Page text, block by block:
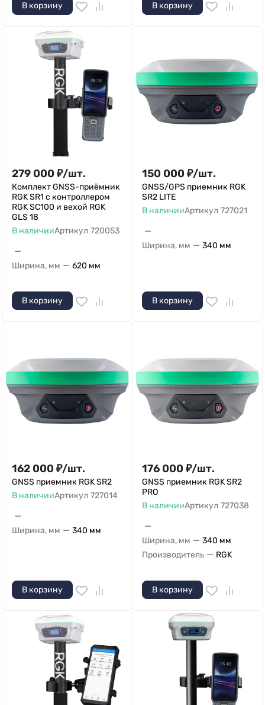
В корзину В корзину
279 000 ₽/шт.
Комплект GNSS-приёмник
RGK SR1 с контроллером
RGK SC100 и вехой RGK
GLS 18
В наличииАртикул 720053
—
Ширина, мм — 620 мм
В корзину
150 000 ₽/шт.
GNSS/GPS приемник RGK
SR2 LITE
В наличииАртикул 727021
—
Ширина, мм — 340 мм
В корзину
162 000 ₽/шт.
GNSS приемник RGK SR2
В наличииАртикул 727014
—
Ширина, мм — 340 мм
В корзину
176 000 ₽/шт.
GNSS приемник RGK SR2
PRO
В наличииАртикул 727038
—
Ширина, мм — 340 мм
Производитель — RGK
В корзину